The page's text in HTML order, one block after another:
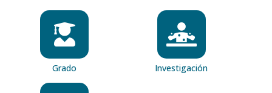
Grado Investigación